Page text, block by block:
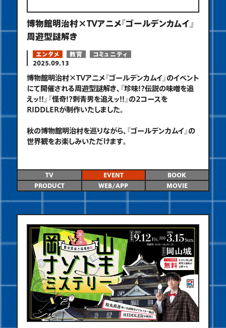
博物館明治村×TVアニメ『ゴールデンカムイ』
周遊型謎解き
エンタメ 教育
コミュニティ
2025.09.13
博物館明治村×TVアニメ『ゴールデンカムイ』のイベント
にて開催される周遊型謎解き、『珍味!?伝説の味噌を追
えッ!!』『怪奇!?刺青男を追えッ!!』の2コースを
RIDDLERが制作いたしました。
秋の博物館明治村を巡りながら、『ゴールデンカムイ』の
世界観をお楽しみいただけます。
TV EVENT
BOOK
PRODUCT
WEB/APP MOVIE